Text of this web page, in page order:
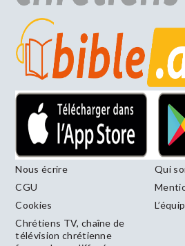
Nous écrire
Qui
CGU
Cookies
Chrétiens TV, chaîne de
télévision chrétienne